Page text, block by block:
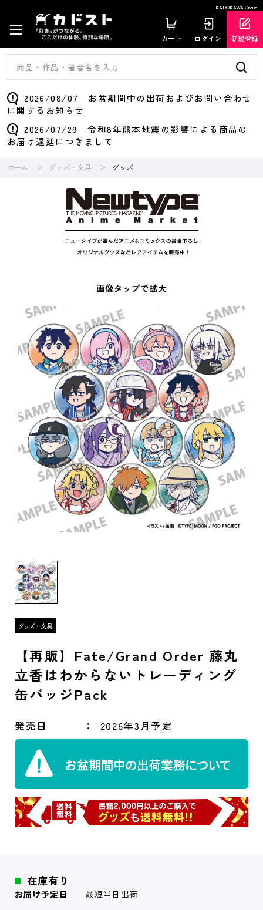
KADOKAWA Group
カート ログイン 新規登録
2026/08/07 お盆期間中の出荷およびお問い合わせ
に関するお知らせ
2026/07/29 令和8年熊本地震の影響による商品の
お届け遅延につきまして
ホーム グッズ・文具 グッズ
画像タップで拡大
【再販】Fate/Grand Order 藤丸
立香はわからないトレーディング
缶バッジPack
発売日 2026年3月予定
在庫有り
お届け予定日 最短当日出荷